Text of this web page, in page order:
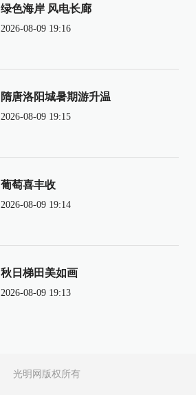
绿色海岸 风电长廊
2026-08-09 19:16
隋唐洛阳城暑期游升温
2026-08-09 19:15
葡萄喜丰收
2026-08-09 19:14
秋日梯田美如画
2026-08-09 19:13
光明网版权所有